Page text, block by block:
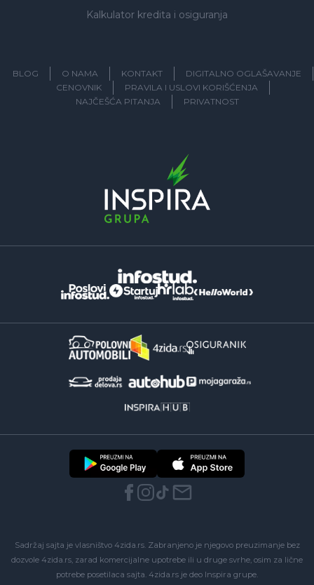
Kalkulator kredita i osiguranja
BLOG O NAMA KONTAKT
DIGITALNO OGLAŠAVANJE
CENOVNIK
PRAVILA I USLOVI KORIŠĆENJA
NAJČEŠĆA PITANJA
PRIVATNOST
Sadržaj sajta je vlasništvo 4zida.rs. Zabranjeno je njegovo preuzimanje bez
dozvole 4zida.rs, zarad komercijalne upotrebe ili u druge svrhe, osim za lične
potrebe posetilaca sajta. 4zida.rs je deo Inspira grupe.